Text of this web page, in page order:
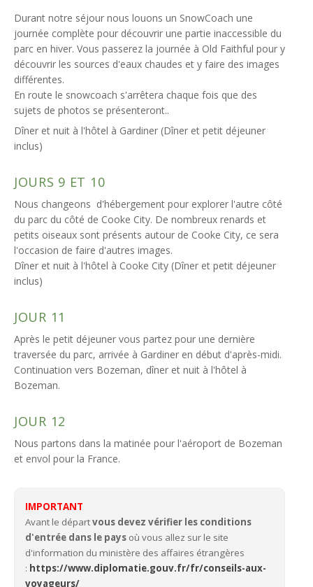
Durant notre séjour nous louons un SnowCoach une
journée complète pour découvrir une partie inaccessible du
parc en hiver. Vous passerez la journée à Old Faithful pour y
découvrir les sources d'eaux chaudes et y faire des images
différentes.
En route le snowcoach s'arrêtera chaque fois que des
sujets de photos se présenteront..
Dîner et nuit à l'hôtel à Gardiner (Dîner et petit déjeuner
inclus)
JOURS 9 ET 10
Nous changeons d'hébergement pour explorer l'autre côté
du parc du côté de Cooke City. De nombreux renards et
petits oiseaux sont présents autour de Cooke City, ce sera
l'occasion de faire d'autres images.
Dîner et nuit à l'hôtel à Cooke City (Dîner et petit déjeuner
inclus)
JOUR 11
Après le petit déjeuner vous partez pour une dernière
traversée du parc, arrivée à Gardiner en début d'après-midi.
Continuation vers Bozeman, dîner et nuit à l'hôtel à
Bozeman.
JOUR 12
Nous partons dans la matinée pour l'aéroport de Bozeman
et envol pour la France.
IMPORTANT
Avant le départvous devez vérifier les conditions
d'entrée dans le pays où vous allez sur le site
d'information du ministère des affaires étrangères
: https://www.diplomatie.gouv.fr/fr/conseils-aux-
voyageurs/